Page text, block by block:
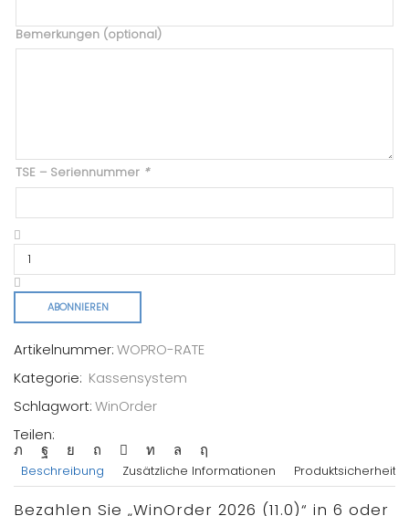
Bemerkungen (optional)
TSE – Seriennummer *
ABONNIEREN
Artikelnummer:WOPRO-RATE
Kategorie: Kassensystem
Schlagwort:WinOrder
Teilen:
Beschreibung Zusätzliche Informationen Produktsicherheit
Bezahlen Sie „WinOrder 2026 (11.0)“ in 6 oder